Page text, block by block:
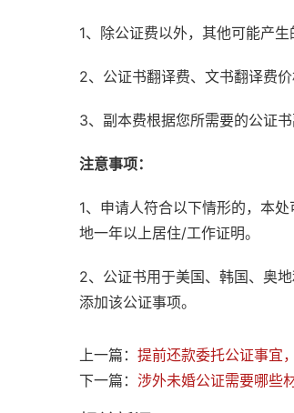
1、除公证费以外，其他可能产
2、公证书翻译费、文书翻译费
3、副本费根据您所需要的公证
注意事项：
1、申请人符合以下情形的，本
地一年以上居住/工作证明。
2、公证书用于美国、韩国、奥
添加该公证事项。
上一篇： 提前还款委托公证事宜
下一篇： 涉外未婚公证需要哪些